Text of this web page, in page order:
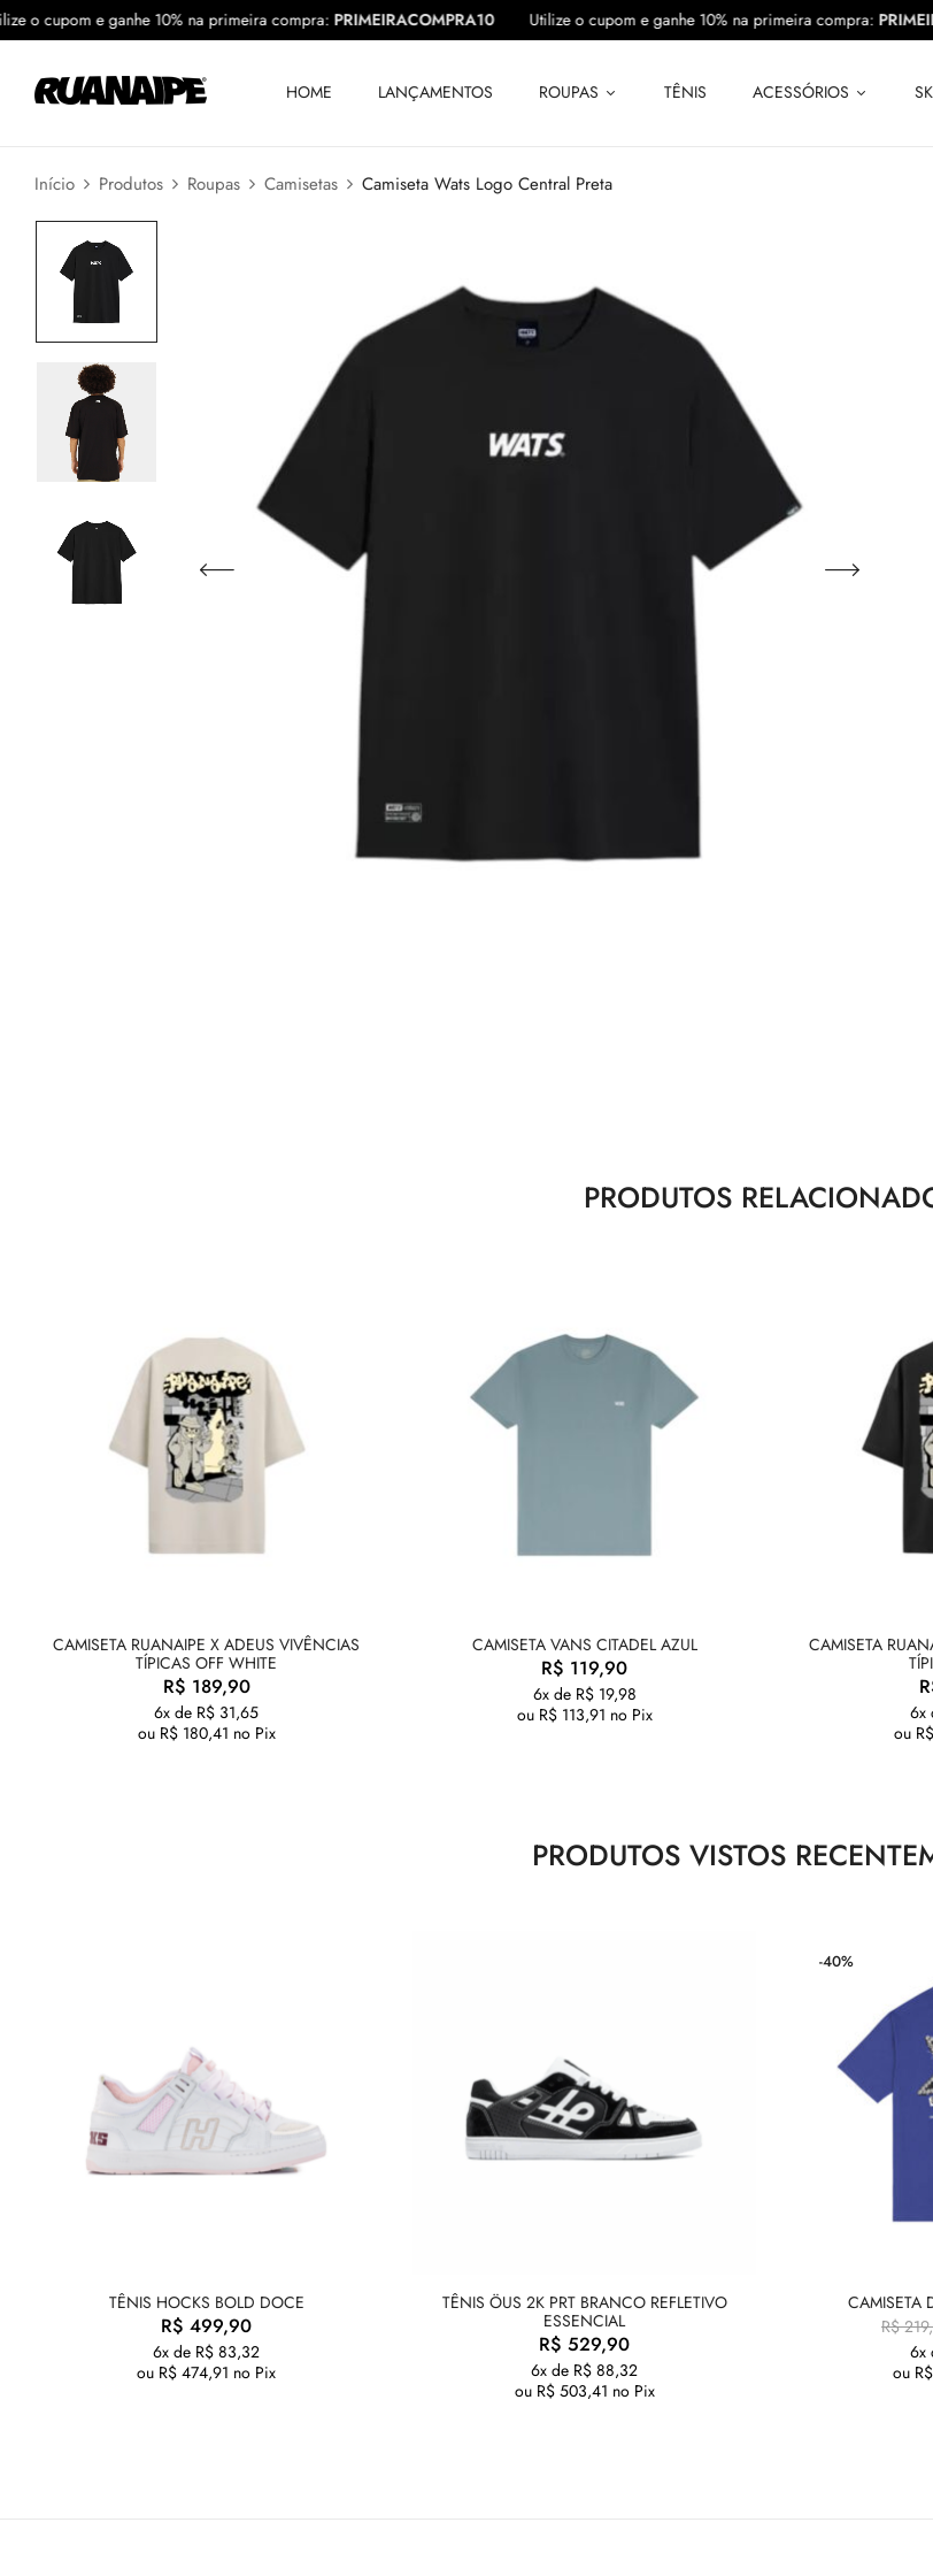
Utilize o cupom e ganhe 10% na primeira compra:PRIMEIRACOMPRA10 Utilize o cupom e ganhe 10% na primeira compra:
HOME LANÇAMENTOS ROUPAS TÊNIS ACESSÓRIOS
Início Produtos Roupas Camisetas Camiseta Wats Logo Central Preta
PRODUTOS
CAMISETA RUANAIPE X ADEUS VIVÊNCIAS
TÍPICAS OFF WHITE
R$ 189,90
6x de R$ 31,65
ou R$180,41 no Pix
CAMISETA VANS CITADEL AZUL
R$ 119,90
6x de R$19,98
ou R$113,91 no Pix
CAMISETA
6x
ou R$
PRODUTOS VISTOS
TÊNIS HOCKS BOLD DOCE
R$ 499,90
6x de R$ 83,32
ou R$ 474,91 no Pix
TÊNIS ÖUS 2K PRT BRANCO REFLETIVO
ESSENCIAL
R$ 529,90
6x de R$ 88,32
ou R$503,41 no Pix
-40%
CAMISETA
R$
6x
ou R$